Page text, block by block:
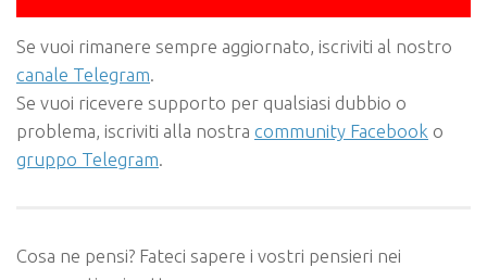
Se vuoi rimanere sempre aggiornato, iscriviti al nostro
canale Telegram.
Se vuoi ricevere supporto per qualsiasi dubbio o
problema, iscriviti alla nostra community Facebook o
gruppo Telegram.
Cosa ne pensi? Fateci sapere i vostri pensieri nei